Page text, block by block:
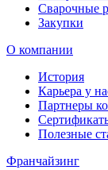
Сварочные
Закупки
О компании
История
Карьера у
Партнеры
Полезные
Франчайзинг